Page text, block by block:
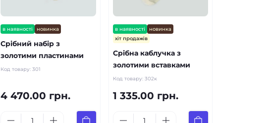
в наявності новинка
Срібний набір з
золотими пластинами
Код товару:301
4 470.00 грн.
в наявності
новинка
хіт продажів
Срібна каблучка з
золотими вставками
Код товару: 302к
1 335.00 грн.